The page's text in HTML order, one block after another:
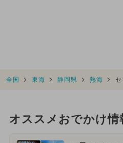
全国 東海 静岡県 熱海
オススメおでかけ情